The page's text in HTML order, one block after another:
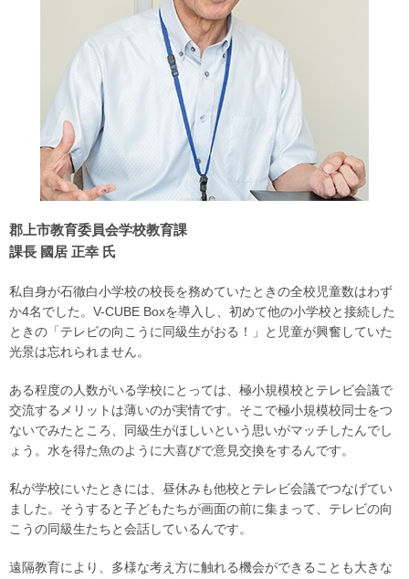
郡上市教育委員会学校教育課
課長 國居 正幸 氏
私自身が石徹白小学校の校長を務めていたときの全校児童数はわず
か4名でした。V-CUBE Boxを導入し、初めて他の小学校と接続した
ときの「テレビの向こうに同級生がおる！」と児童が興奮していた
光景は忘れられません。
ある程度の人数がいる学校にとっては、極小規模校とテレビ会議で
交流するメリットは薄いのが実情です。そこで極小規模校同士をつ
ないでみたところ、同級生がほしいという思いがマッチしたんでし
ょう。水を得た魚のように大喜びで意見交換をするんです。
私が学校にいたときには、昼休みも他校とテレビ会議でつなげてい
ました。そうすると子どもたちが画面の前に集まって、テレビの向
こうの同級生たちと会話しているんです。
遠隔教育により、多様な考え方に触れる機会ができることも大きな